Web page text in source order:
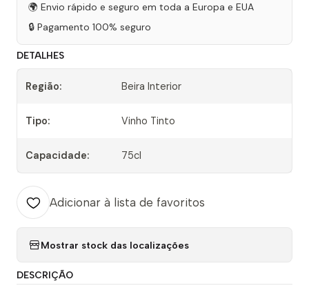
🌍 Envio rápido e seguro em toda a Europa e EUA
🔒 Pagamento 100% seguro
DETALHES
Região: Beira Interior
Tipo: Vinho Tinto
Capacidade: 75cl
Adicionar à lista de favoritos
Mostrar stock das localizações
DESCRIÇÃO